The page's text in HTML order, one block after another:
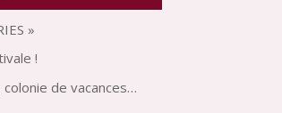
»
!
colonie de vacances…